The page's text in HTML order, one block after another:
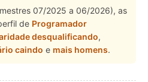
07/2025 a 06/2026), as
de Programador
desqualificando,
caindo e mais homens.